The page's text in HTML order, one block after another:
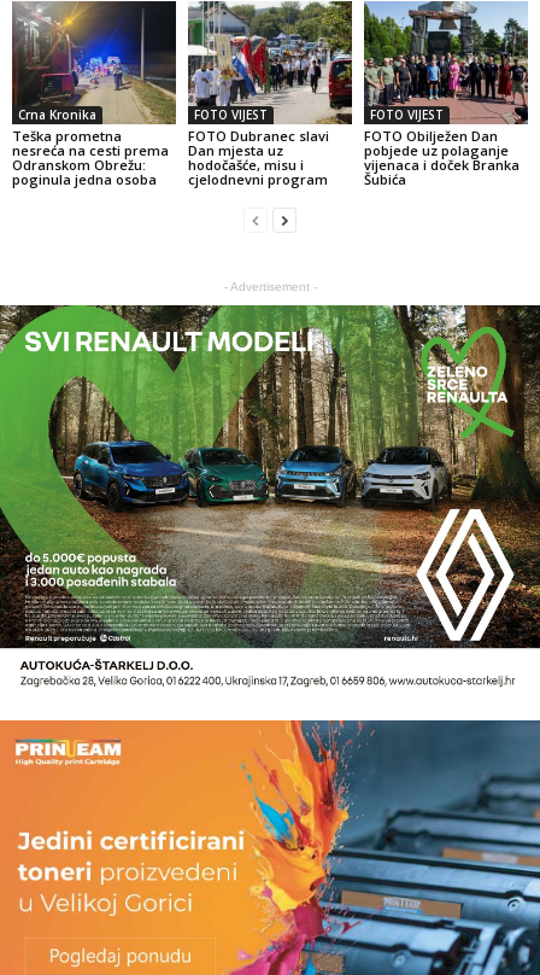
Crna Kronika
Teška prometna
nesreća na cesti prema
Odranskom Obrežu:
poginula jedna osoba
FOTO VIJEST
FOTO Dubranec slavi
Dan mjesta uz
hodočašće, misu i
cjelodnevni program
FOTO VIJEST
FOTO Obilježen Dan
pobjede uz polaganje
vijenaca i doček Branka
Šubića
- Advertisement -